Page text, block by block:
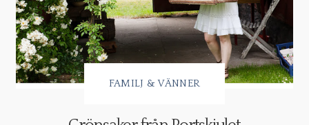
FAMILJ & VÄNNER